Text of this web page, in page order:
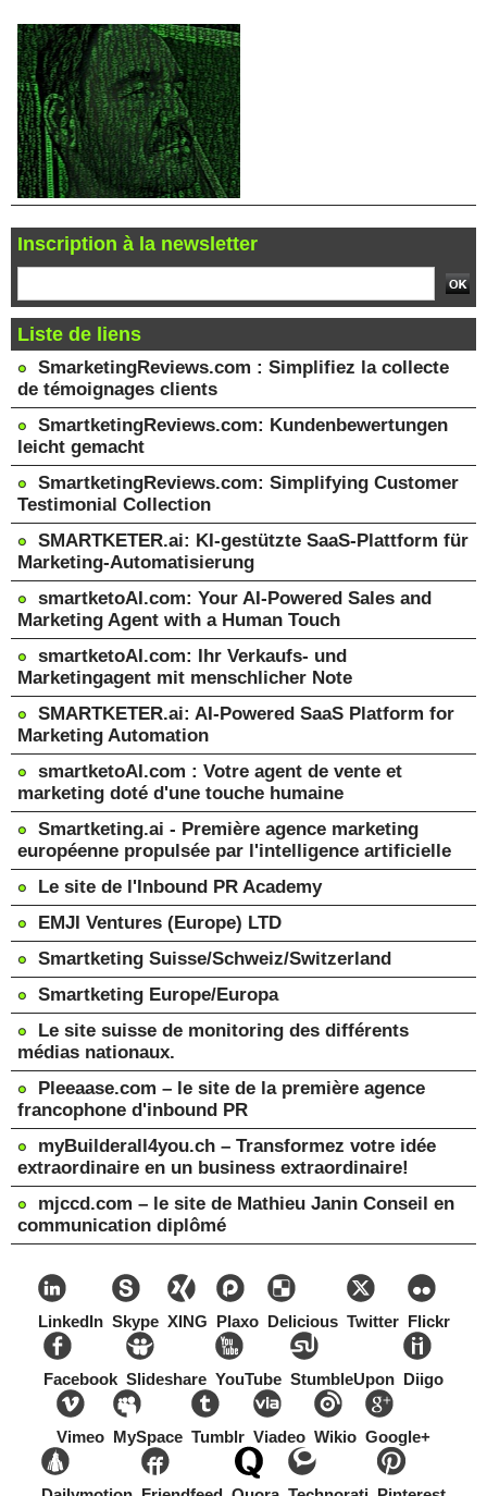
Inscription à la newsletter
Liste de liens
SmarketingReviews.com : Simplifiez la collecte
de témoignages clients
SmartketingReviews.com: Kundenbewertungen
leicht gemacht
SmartketingReviews.com: Simplifying Customer
Testimonial Collection
SMARTKETER.ai: KI-gestützte SaaS-Plattform für
Marketing-Automatisierung
smartketoAI.com: Your AI-Powered Sales and
Marketing Agent with a Human Touch
smartketoAI.com: Ihr Verkaufs- und
Marketingagent mit menschlicher Note
SMARTKETER.ai: AI-Powered SaaS Platform for
Marketing Automation
smartketoAI.com : Votre agent de vente et
marketing doté d'une touche humaine
Smartketing.ai - Première agence marketing
européenne propulsée par l'intelligence artificielle
Le site de l'Inbound PR Academy
EMJI Ventures (Europe) LTD
Smartketing Suisse/Schweiz/Switzerland
Smartketing Europe/Europa
Le site suisse de monitoring des différents
médias nationaux.
Pleeaase.com – le site de la première agence
francophone d'inbound PR
myBuilderall4you.ch – Transformez votre idée
extraordinaire en un business extraordinaire!
mjccd.com – le site de Mathieu Janin Conseil en
communication diplômé
LinkedIn Skype XING Plaxo Delicious Twitter Flickr
Facebook Slideshare YouTube StumbleUpon Diigo
Vimeo MySpace Tumblr Viadeo Wikio Google+